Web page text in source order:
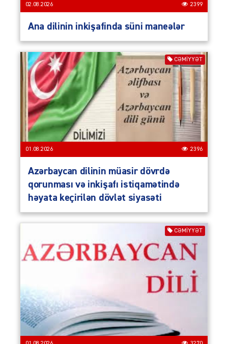
02.08.2026 2399
Ana dilinin inkişafinda süni maneələr
CƏMIYYƏT
01.08.2026 2396
Azərbaycan dilinin müasir dövrdə
qorunması və inkişafı istiqamətində
həyata keçirilən dövlət siyasəti
CƏMIYYƏT